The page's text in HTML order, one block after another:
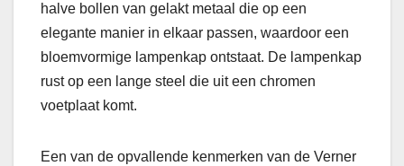
halve bollen van gelakt metaal die op een
elegante manier in elkaar passen, waardoor een
bloemvormige lampenkap ontstaat. De lampenkap
rust op een lange steel die uit een chromen
voetplaat komt.
Een van de opvallende kenmerken van de Verner